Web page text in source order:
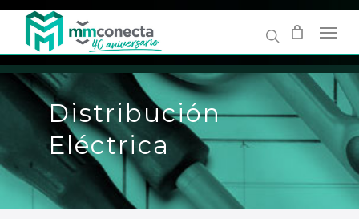
content
Distribución
Eléctrica